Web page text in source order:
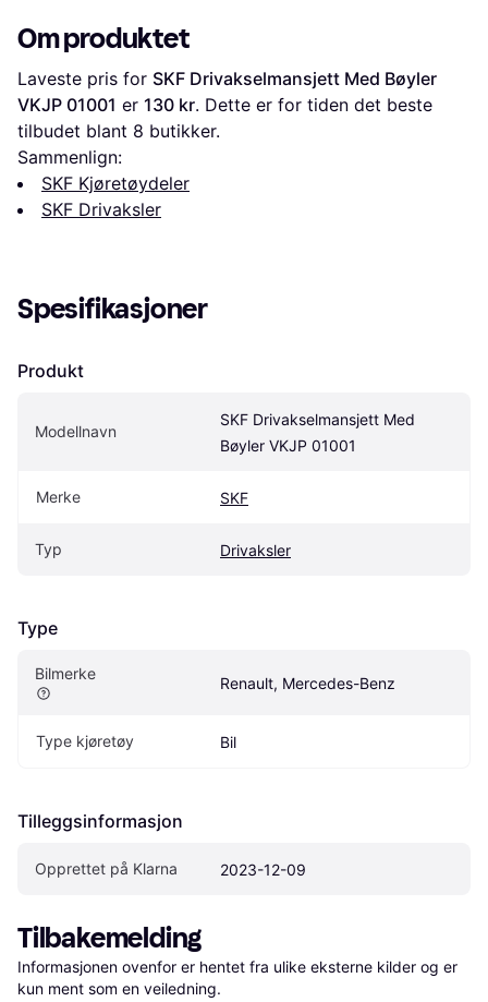
Om produktet
Laveste pris for SKF Drivakselmansjett Med Bøyler
VKJP 01001 er 130 kr. Dette er for tiden det beste
tilbudet blant 8 butikker.
Sammenlign:
SKF Kjøretøydeler
SKF Drivaksler
Spesifikasjoner
Produkt
Modellnavn
SKF Drivakselmansjett Med
Bøyler VKJP 01001
Merke SKF
Typ Drivaksler
Type
Bilmerke
Renault, Mercedes-Benz
Type kjøretøy Bil
Tilleggsinformasjon
Opprettet på Klarna 2023-12-09
Tilbakemelding
Informasjonen ovenfor er hentet fra ulike eksterne kilder og er
kun ment som en veiledning.